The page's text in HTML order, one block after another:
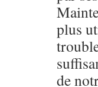
plus
de